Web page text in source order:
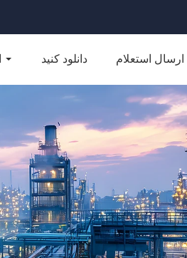
دانلود کنید ارسال استعلام